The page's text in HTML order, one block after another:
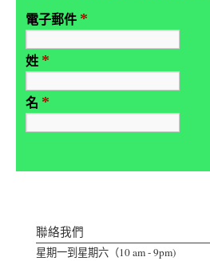
電子郵件 *
姓 *
名 *
聯絡我們
星期一到星期六（10 am - 9pm)